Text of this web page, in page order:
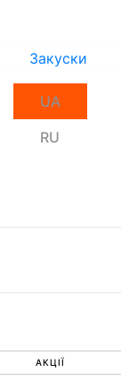
Закуски
UA
RU
АКЦІЇ